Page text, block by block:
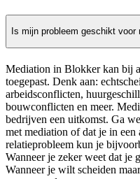
Is mijn probleem geschikt
Mediation in Blokker kan bij
toegepast. Denk aan:
arbeidsconflicten,
bouwconflicten en meer.
bedrijven een uitkomst. Ga
met mediation of dat je in een
relatieprobleem kun je
Wanneer je zeker weet dat je
Wanneer je wilt scheiden